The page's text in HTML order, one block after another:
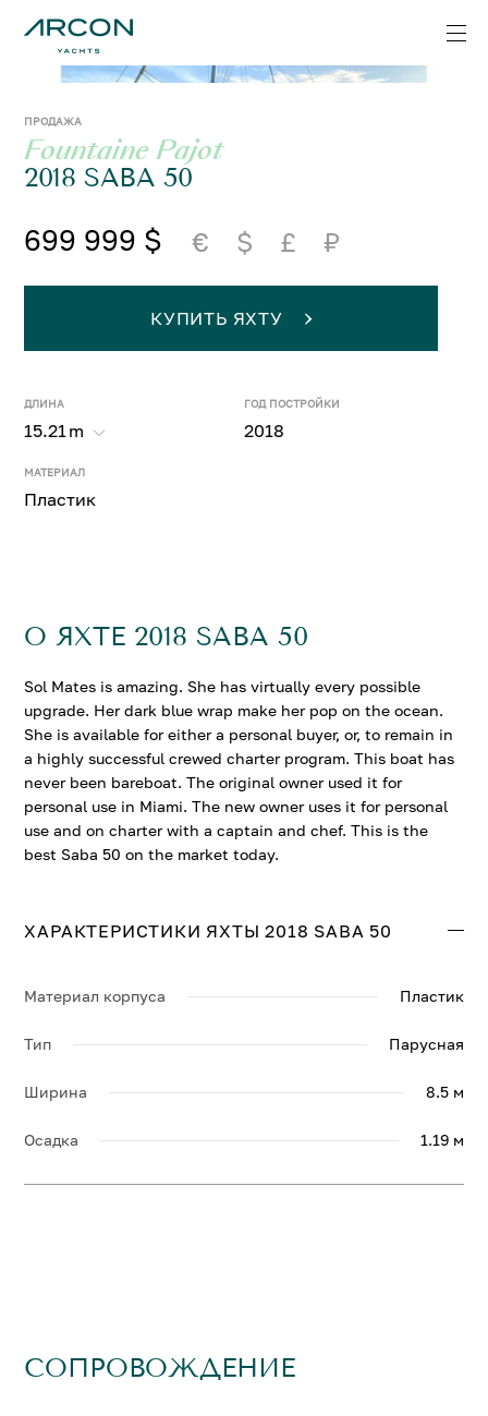
ПРОДАЖА
Fountaine Pajot
2018 SABA 50
699 999 $ € $ £ ₽
ДЛИНА
15.21m
ГОД ПОСТРОЙКИ
2018
МАТЕРИАЛ
Пластик
КУПИТЬ ЯХТУ
О ЯХТЕ 2018 SABA 50
Sol Mates is amazing. She has virtually every possible
upgrade. Her dark blue wrap make her pop on the ocean.
She is available for either a personal buyer, or, to remain in
a highly successful crewed charter program. This boat has
never been bareboat. The original owner used it for
personal use in Miami. The new owner uses it for personal
use and on charter with a captain and chef. This is the
best Saba 50 on the market today.
ХАРАКТЕРИСТИКИ ЯХТЫ 2018 SABA 50
Материал корпуса Пластик
Тип Парусная
Ширина 8.5 м
Осадка 1.19 м
СОПРОВОЖДЕНИЕ